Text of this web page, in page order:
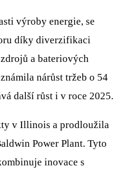
výroby energie, se
díky diverzifikaci
a bateriových
nárůst tržeb o 54
další růst i v roce 2025.
v Illinois a prodloužila
Power Plant. Tyto
inovace s